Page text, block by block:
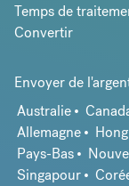
Temps de
Convertir
Envoyer de
Australie
Allemagne
Pays-Bas
Singapour